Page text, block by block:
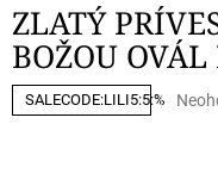
ZLATÝ
BOŽOU
SALECODE:LILI5:5:%